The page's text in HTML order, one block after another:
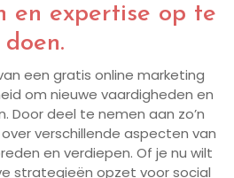
en expertise op te
doen.
een gratis online marketing
om nieuwe vaardigheden en
Door deel te nemen aan zo’n
over verschillende aspecten van
en verdiepen. Of je nu wilt
strategieën opzet voor social